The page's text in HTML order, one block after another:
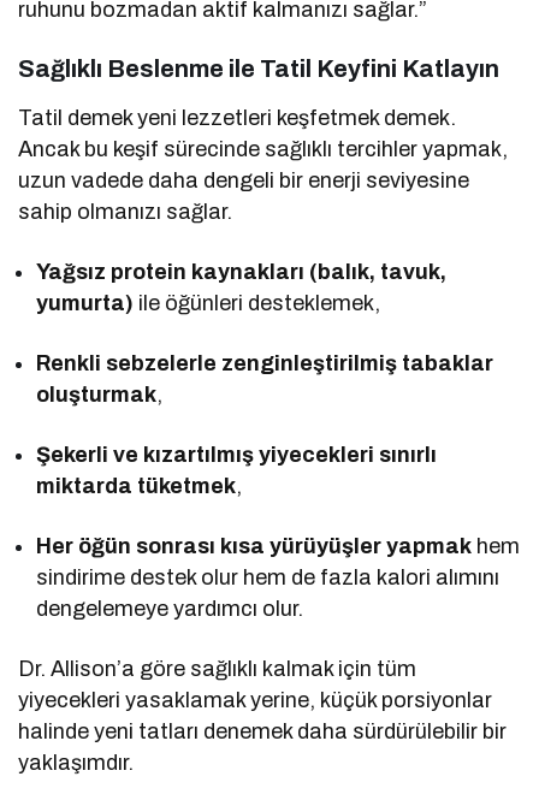
ruhunu bozmadan aktif kalmanızı sağlar.”
Sağlıklı Beslenme ile Tatil Keyfini Katlayın
Tatil demek yeni lezzetleri keşfetmek demek.
Ancak bu keşif sürecinde sağlıklı tercihler yapmak,
uzun vadede daha dengeli bir enerji seviyesine
sahip olmanızı sağlar.
Yağsız protein kaynakları (balık, tavuk,
yumurta) ile öğünleri desteklemek,
Renkli sebzelerle zenginleştirilmiş tabaklar
oluşturmak,
Şekerli ve kızartılmış yiyecekleri sınırlı
miktarda tüketmek,
Her öğün sonrası kısa yürüyüşler yapmak hem
sindirime destek olur hem de fazla kalori alımını
dengelemeye yardımcı olur.
Dr. Allison’a göre sağlıklı kalmak için tüm
yiyecekleri yasaklamak yerine, küçük porsiyonlar
halinde yeni tatları denemek daha sürdürülebilir bir
yaklaşımdır.